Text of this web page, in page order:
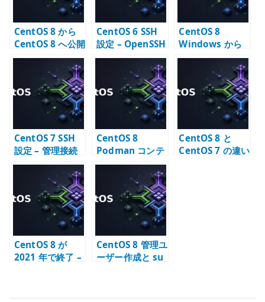
CentOS 8 から
CentOS 8 へ公開
鍵認証で SSH 接
CentOS 6 SSH
設定 – OpenSSH
サーバーの基本
CentOS 8
Windows から
公開鍵認証で
SSH 接続する
CentOS 7 SSH
設定 – 管理接続
の基本方針
CentOS 8
Podman コンテ
ナで SSH 接続を
前提にしない理
CentOS 8 と
CentOS 7 の違い
CentOS 8 が
2021 年で終了 –
CentOS 8 管理ユ
ーザー作成と su